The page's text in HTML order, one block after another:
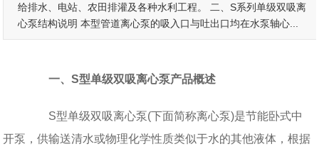
给排水、电站、农田排灌及各种水利工程。 二、S系列单级双吸离
心泵结构说明 本型管道离心泵的吸入口与吐出口均在水泵轴心...
一、S型单级双吸离心泵产品概述
S型单级双吸离心泵(下面简称离心泵)是节能卧式中
开泵，供输送清水或物理化学性质类似于水的其他液体，根据